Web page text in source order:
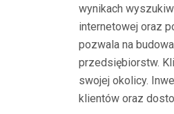
wynikach
internetowej oraz
pozwala na
przedsiębiorstw.
swojej okolicy.
klientów oraz